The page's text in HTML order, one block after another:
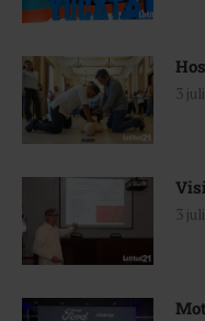
3
3